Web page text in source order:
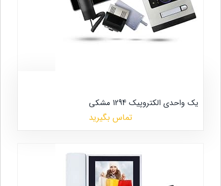
یک واحدی الکتروپیک 1294 مشکی
تماس بگیرید